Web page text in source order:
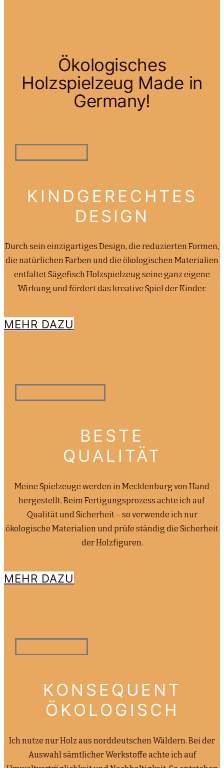
Ökologisches
Holzspielzeug Made in
Germany!
KINDGERECHTES
DESIGN
Durch sein einzigartiges Design, die reduzierten Formen,
die natürlichen Farben und die ökologischen Materialien
entfaltet Sägefisch Holzspielzeug seine ganz eigene
Wirkung und fördert das kreative Spiel der Kinder.
MEHR DAZU
BESTE
QUALITÄT
Meine Spielzeuge werden in Mecklenburg von Hand
hergestellt. Beim Fertigungsprozess achte ich auf
Qualität und Sicherheit – so verwende ich nur
ökologische Materialien und prüfe ständig die Sicherheit
der Holzfiguren.
MEHR DAZU
KONSEQUENT
ÖKOLOGISCH
Ich nutze nur Holz aus norddeutschen Wäldern. Bei der
Auswahl sämtlicher Werkstoffe achte ich auf